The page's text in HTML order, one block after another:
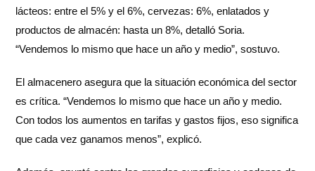
lácteos: entre el 5% y el 6%, cervezas: 6%, enlatados y
productos de almacén: hasta un 8%, detalló Soria.
“Vendemos lo mismo que hace un año y medio”, sostuvo.
El almacenero asegura que la situación económica del sector
es crítica. “Vendemos lo mismo que hace un año y medio.
Con todos los aumentos en tarifas y gastos fijos, eso significa
que cada vez ganamos menos”, explicó.